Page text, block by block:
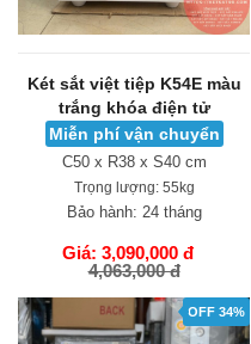
Két sắt việt tiệp K54E màu
trắng khóa điện tử
Miễn phí vận chuyển
C50 x R38 x S40 cm
Trọng lượng:55kg
Bảo hành: 24 tháng
Giá: 3,090,000 đ
4,063,000 đ
GIỎ HÀNG
OFF 34%